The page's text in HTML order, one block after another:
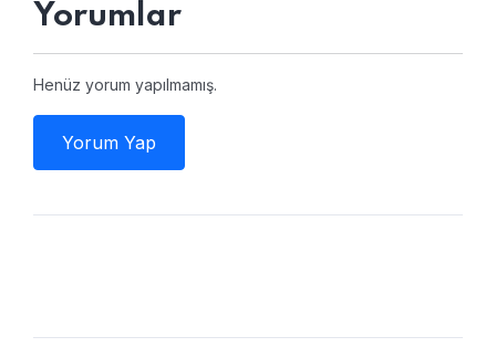
Yorumlar
Henüz yorum yapılmamış.
Yorum Yap